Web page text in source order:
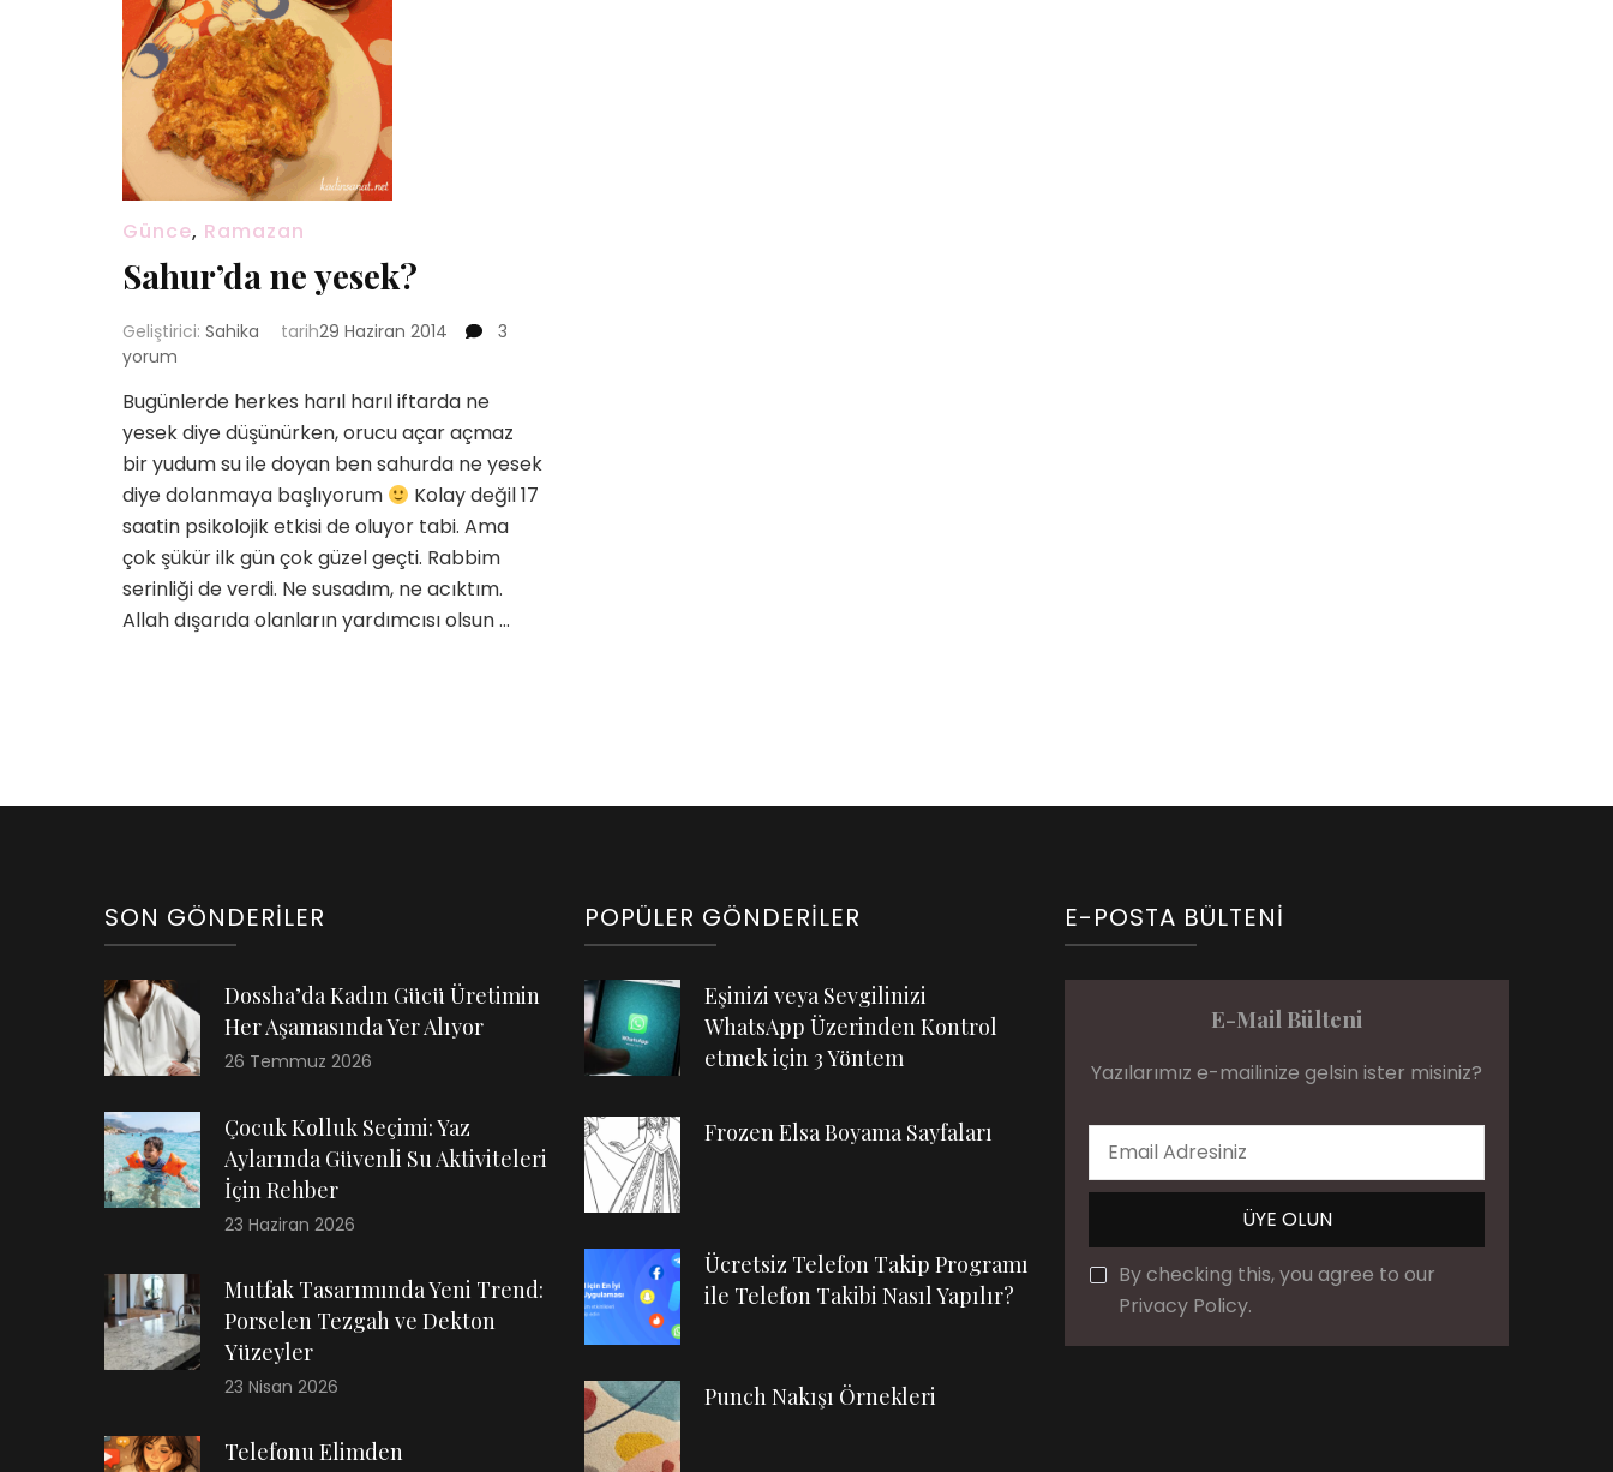
Günce, Ramazan
Sahur’da ne yesek?
Geliştirici: Sahika tarih29 Haziran 2014
Sahur’da
3
yorum
Bugünlerde herkes harıl harıl iftarda ne
yesek diye düşünürken, orucu açar açmaz
bir yudum su ile doyan ben sahurda ne yesek
diye dolanmaya başlıyorum
Kolay değil 17
saatin psikolojik etkisi de oluyor tabi. Ama
çok şükür ilk gün çok güzel geçti. Rabbim
serinliği de verdi. Ne susadım, ne acıktım.
Allah dışarıda olanların yardımcısı olsun …
SON GÖNDERILER
Dossha’da Kadın Gücü Üretimin
Her Aşamasında Yer Alıyor
26 Temmuz 2026
Çocuk Kolluk Seçimi: Yaz
Aylarında Güvenli Su Aktiviteleri
İçin Rehber
23 Haziran 2026
Mutfak Tasarımında Yeni Trend:
Porselen Tezgah ve Dekton
Yüzeyler
23 Nisan 2026
Telefonu Elimden
POPÜLER GÖNDERILER
Eşinizi veya Sevgilinizi
WhatsApp Üzerinden Kontrol
etmek için 3 Yöntem
Frozen Elsa Boyama Sayfaları
Ücretsiz Telefon Takip Programı
ile Telefon Takibi Nasıl Yapılır?
Punch Nakışı Örnekleri
E-POSTA BÜLTENI
E-Mail Bülteni
Yazılarımız e-mailinize gelsin ister misiniz?
By checking this, you agree to our
Privacy Policy.